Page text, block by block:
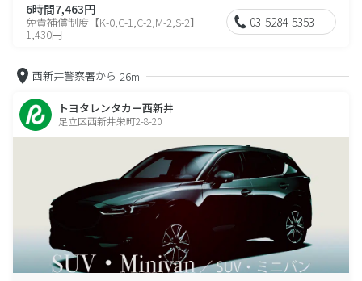
6時間7,463円
免責補償制度【K-0,C-1,C-2,M-2,S-2】
1,430円
03-5284-5353
西新井警察署から 26m
トヨタレンタカー西新井
足立区西新井栄町2-8-20